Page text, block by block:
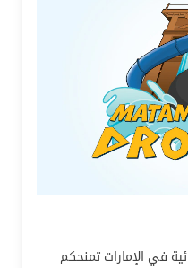
في الإمارات تمنحكم